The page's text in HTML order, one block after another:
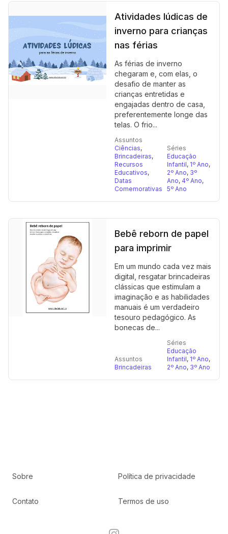
Atividades lúdicas de
inverno para crianças
nas férias
As férias de inverno
chegaram e, com elas, o
desafio de manter as
crianças entretidas e
engajadas dentro de casa,
preferentemente longe das
telas. O frio...
Assuntos
Ciências,
Brincadeiras,
Recursos
Educativos,
Datas
Comemorativas
Séries
Educação
Infantil, 1º Ano,
2º Ano, 3º
Ano, 4º Ano,
5º Ano
Bebê reborn de papel
para imprimir
Em um mundo cada vez mais
digital, resgatar brincadeiras
clássicas que estimulam a
imaginação e as habilidades
manuais é um verdadeiro
tesouro pedagógico. As
bonecas de...
Assuntos
Brincadeiras
Séries
Educação
Infantil, 1º Ano,
2º Ano, 3º Ano
Sobre
Contato
Política de privacidade
Termos de uso